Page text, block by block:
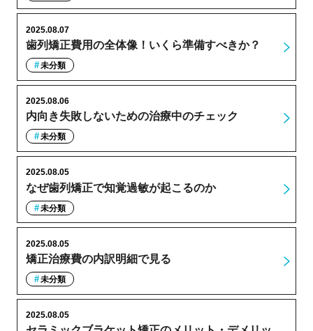
歯列矯正費用の全体像！いくら準備すべきか？
2025.08.07
未分類
内向き失敗しないための治療中のチェック
2025.08.06
未分類
なぜ歯列矯正で知覚過敏が起こるのか
2025.08.05
未分類
矯正治療費の内訳明細で見る
2025.08.05
未分類
2025.08.05